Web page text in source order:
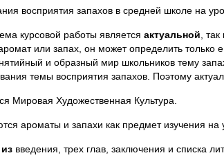
восприятия запахов в средней школе на
курсовой работы является актуальной ,
или запах, он может определить только
и образный мир школьников тему
темы восприятия запахов. Поэтому
Мировая Художественная Культура.
ароматы и запахи как предмет изучения на
введения, трех глав, заключения и списка